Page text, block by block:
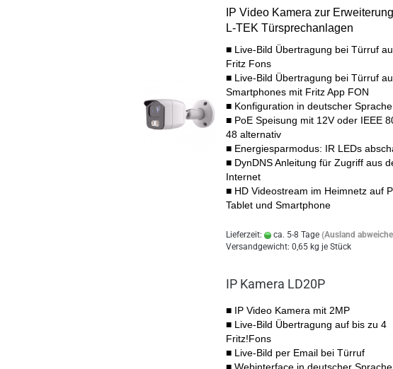
IP Video Kamera zur
L-TEK Türsprechanlagen
■ Live-Bild Übertragung bei Türruf
Fritz Fons
■ Live-Bild Übertragung bei Türruf
Smartphones mit Fritz App FON
■ Konfiguration in deutscher Sprache
■ PoE Speisung mit 12V oder IEEE
48 alternativ
■ Energiesparmodus: IR LEDs
■ DynDNS Anleitung für Zugriff aus
Internet
■ HD Videostream im Heimnetz auf
Tablet und Smartphone
Lieferzeit: ca. 5-8 Tage (Ausland
Versandgewicht: 0,65 kg je Stück
IP Kamera LD20P
■ IP Video Kamera mit 2MP
■ Live-Bild Übertragung auf bis zu 4
Fritz!Fons
■ Live-Bild per Email bei Türruf